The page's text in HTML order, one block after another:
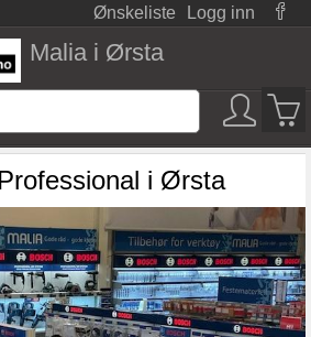
Ønskeliste Logg inn
Malia i Ørsta
i Ørsta